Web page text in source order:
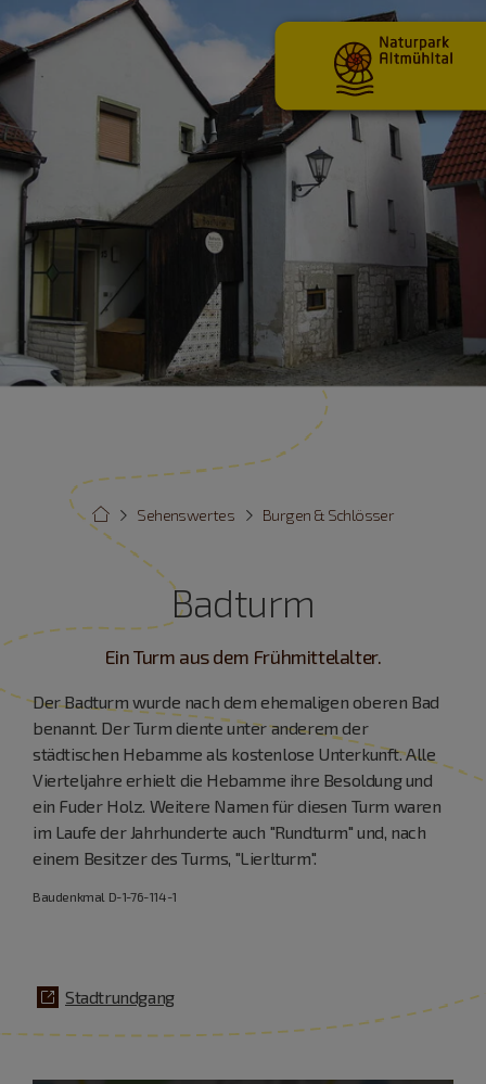
Burgen & Schlösser
Sehenswertes
Badturm
Ein Turm aus dem Frühmittelalter.
Der Badturm wurde nach dem ehemaligen oberen Bad
benannt. Der Turm diente unter anderem der
städtischen Hebamme als kostenlose Unterkunft. Alle
Vierteljahre erhielt die Hebamme ihre Besoldung und
ein Fuder Holz. Weitere Namen für diesen Turm waren
im Laufe der Jahrhunderte auch "Rundturm" und, nach
einem Besitzer des Turms, "Lierlturm".
Baudenkmal D-1-76-114-1
Stadtrundgang